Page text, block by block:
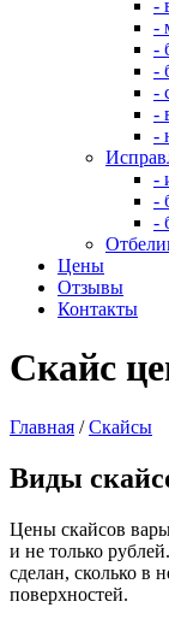
-
-
-
-
-
-
-
-
-
-
Цены
Отзывы
Контакты
Скайс
Главная /Скайсы
Виды
Цены скайсов
и не только
сделан, сколько в
поверхностей.